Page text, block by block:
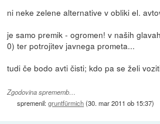
ni neke zelene alternative v obliki el.
je samo premik - ogromen! v naših
0) ter potrojitev javnega prometa...
tudi če bodo avti čisti; kdo pa se želi
Zgodovina sprememb…
spremenil:gruntfürmich(30. mar 2011 ob 15:37)